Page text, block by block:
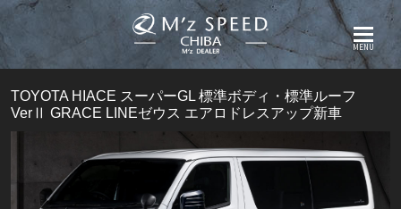
MENU
TOYOTA HIACE スーパーGL 標準ボディ・標準ルーフ
VerⅡ GRACE LINEゼウス エアロドレスアップ新車